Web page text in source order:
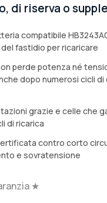
di riserva o
compatibile
fastidio per ricaricare
perde potenza né
dopo numerosi cicli di
grazie e celle che
di ricarica
contro corto
e sovratensione
★